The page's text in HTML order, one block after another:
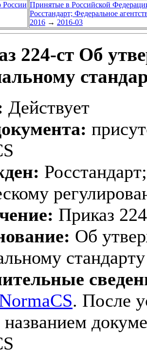
России Принятые в Российской
Росстандарт; Федеральное
2016 → 2016-03
224-ст Об
Действует
Приказ
Об
стандарту
. После